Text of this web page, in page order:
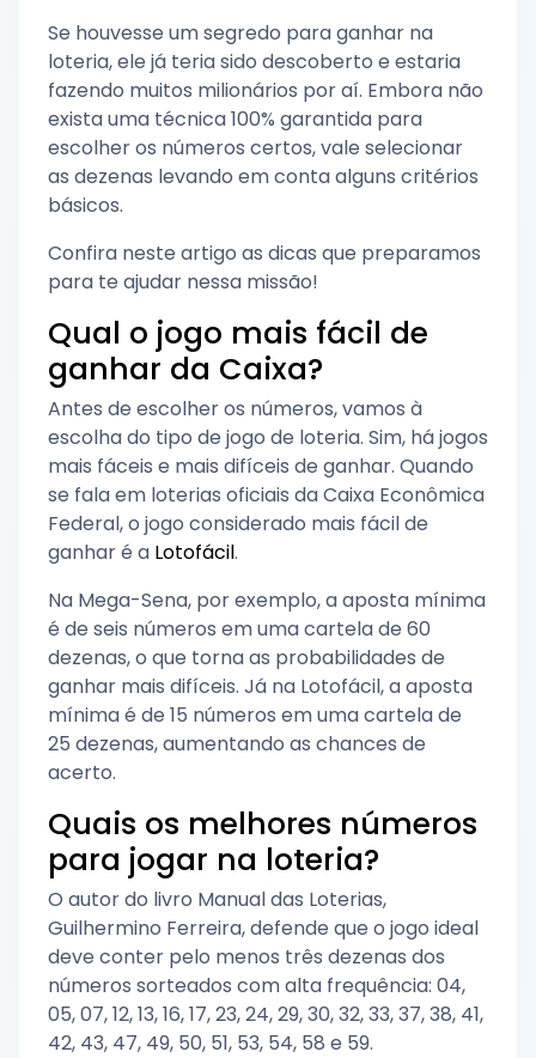
Se houvesse um segredo para ganhar na
loteria, ele já teria sido descoberto e estaria
fazendo muitos milionários por aí. Embora não
exista uma técnica 100% garantida para
escolher os números certos, vale selecionar
as dezenas levando em conta alguns critérios
básicos.
Confira neste artigo as dicas que preparamos
para te ajudar nessa missão!
Qual o jogo mais fácil de
ganhar da Caixa?
Antes de escolher os números, vamos à
escolha do tipo de jogo de loteria. Sim, há jogos
mais fáceis e mais difíceis de ganhar. Quando
se fala em loterias oficiais da Caixa Econômica
Federal, o jogo considerado mais fácil de
ganhar é a Lotofácil.
Na Mega-Sena, por exemplo, a aposta mínima
é de seis números em uma cartela de 60
dezenas, o que torna as probabilidades de
ganhar mais difíceis. Já na Lotofácil, a aposta
mínima é de 15 números em uma cartela de
25 dezenas, aumentando as chances de
acerto.
Quais os melhores números
para jogar na loteria?
O autor do livro Manual das Loterias,
Guilhermino Ferreira, defende que o jogo ideal
deve conter pelo menos três dezenas dos
números sorteados com alta frequência: 04,
05, 07, 12, 13, 16, 17, 23, 24, 29, 30, 32, 33, 37, 38, 41,
42, 43, 47, 49, 50, 51, 53, 54, 58 e 59.